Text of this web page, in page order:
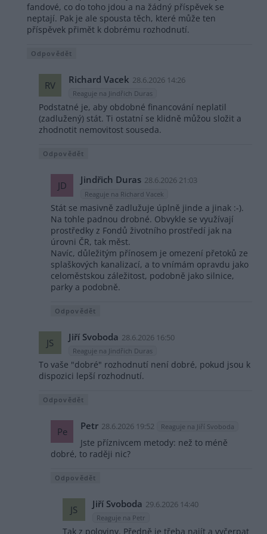
fandové, co do toho jdou a na žádný příspěvek se
neptají. Pak je ale spousta těch, které může ten
příspěvek přimět k dobrému rozhodnutí.
Odpovědět
RV Richard Vacek 28.6.2026 14:26
Reaguje na Jindřich Duras
Podstatné je, aby obdobné financování neplatil
(zadlužený) stát. Ti ostatní se klidně můžou složit a
zhodnotit nemovitost souseda.
Odpovědět
JD Jindřich Duras 28.6.2026 21:03
Reaguje na Richard Vacek
Stát se masivně zadlužuje úplně jinde a jinak :-).
Na tohle padnou drobné. Obvykle se využívají
prostředky z Fondů životního prostředí jak na
úrovni ČR, tak měst.
Navíc, důležitým přínosem je omezení přetoků ze
splaškových kanalizací, a to vnímám opravdu jako
celoměstskou záležitost, podobně jako silnice,
parky a podobně.
Odpovědět
JS Jiří Svoboda 28.6.2026 16:50
Reaguje na Jindřich Duras
To vaše "dobré" rozhodnutí není dobré, pokud jsou k
dispozici lepší rozhodnutí.
Odpovědět
Pe Petr 28.6.2026 19:52 Reaguje na Jiří Svoboda
Jste příznivcem metody: než to méně
dobré, to raději nic?
Odpovědět
JS Jiří Svoboda 29.6.2026 14:40
Reaguje na Petr
Tak z poloviny. Předně je třeba najít a vyčerpat